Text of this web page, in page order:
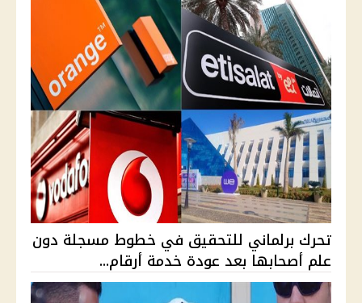
تحرك برلماني للتحقيق في خطوط مسجلة دون
علم أصحابها بعد عودة خدمة أرقام...